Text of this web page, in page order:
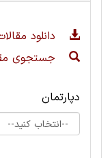
دانلود
جستجوی
دپارتمان